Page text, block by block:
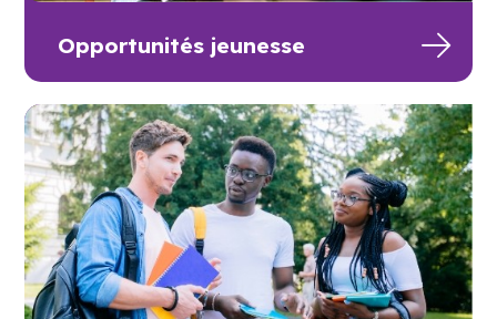
Opportunités jeunesse